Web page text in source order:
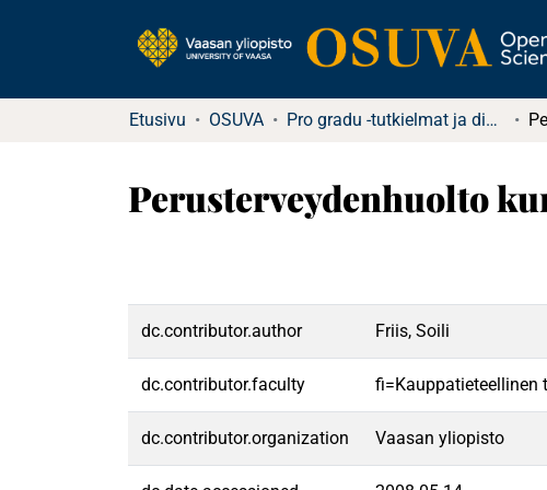
Etusivu OSUVA Pro gradu -tutkielmat ja diplomityöt
Perusterveydenhuolto
dc.contributor.author Friis, Soili
dc.contributor.faculty fi=Kauppatieteellinen
dc.contributor.organization Vaasan yliopisto